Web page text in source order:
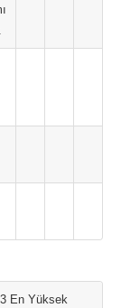
3 En Yüksek